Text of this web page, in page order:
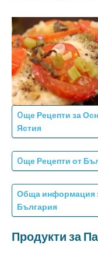
Oще Рецепти за
Ястия
Oще Рецепти от
Обща информация
България
Продукти за